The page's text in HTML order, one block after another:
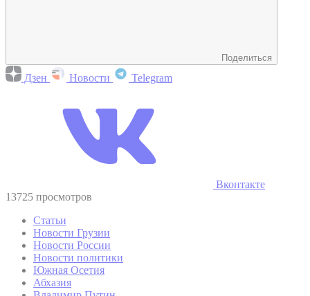
Поделиться
Дзен Новости Telegram
Вконтакте
13725 просмотров
Статьи
Новости Грузии
Новости России
Новости политики
Южная Осетия
Абхазия